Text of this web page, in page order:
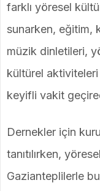
farklı yöresel
sunarken, eğitim,
müzik dinletileri,
kültürel
keyifli vakit
Dernekler için
tanıtılırken,
Gazianteplilerle